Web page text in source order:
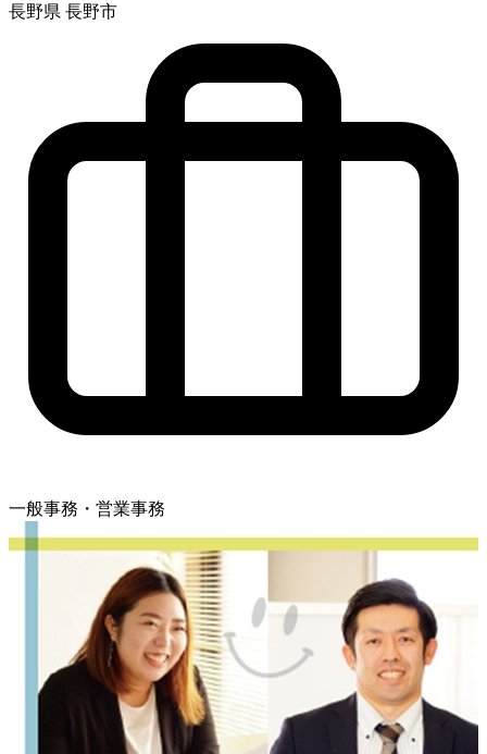
長野県 長野市
一般事務・営業事務